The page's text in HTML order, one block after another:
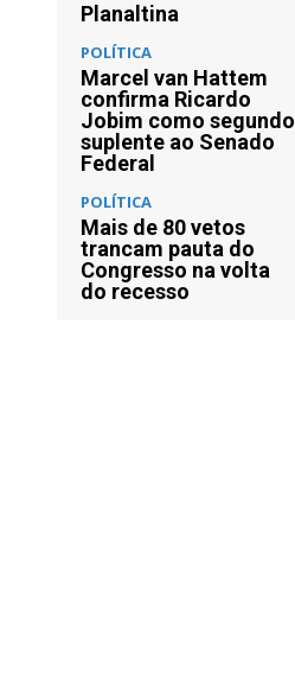
Planaltina
POLÍTICA
Marcel van Hattem
confirma Ricardo
Jobim como segundo
suplente ao Senado
Federal
POLÍTICA
Mais de 80 vetos
trancam pauta do
Congresso na volta
do recesso